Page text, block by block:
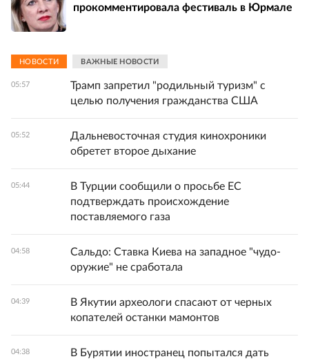
прокомментировала фестиваль в Юрмале
НОВОСТИ ВАЖНЫЕ НОВОСТИ
05:57
Трамп запретил "родильный туризм" с
целью получения гражданства США
05:52
Дальневосточная студия кинохроники
обретет второе дыхание
05:44
В Турции сообщили о просьбе ЕС
подтверждать происхождение
поставляемого газа
04:58
Сальдо: Ставка Киева на западное "чудо-
оружие" не сработала
04:39
В Якутии археологи спасают от черных
копателей останки мамонтов
04:38
В Бурятии иностранец попытался дать